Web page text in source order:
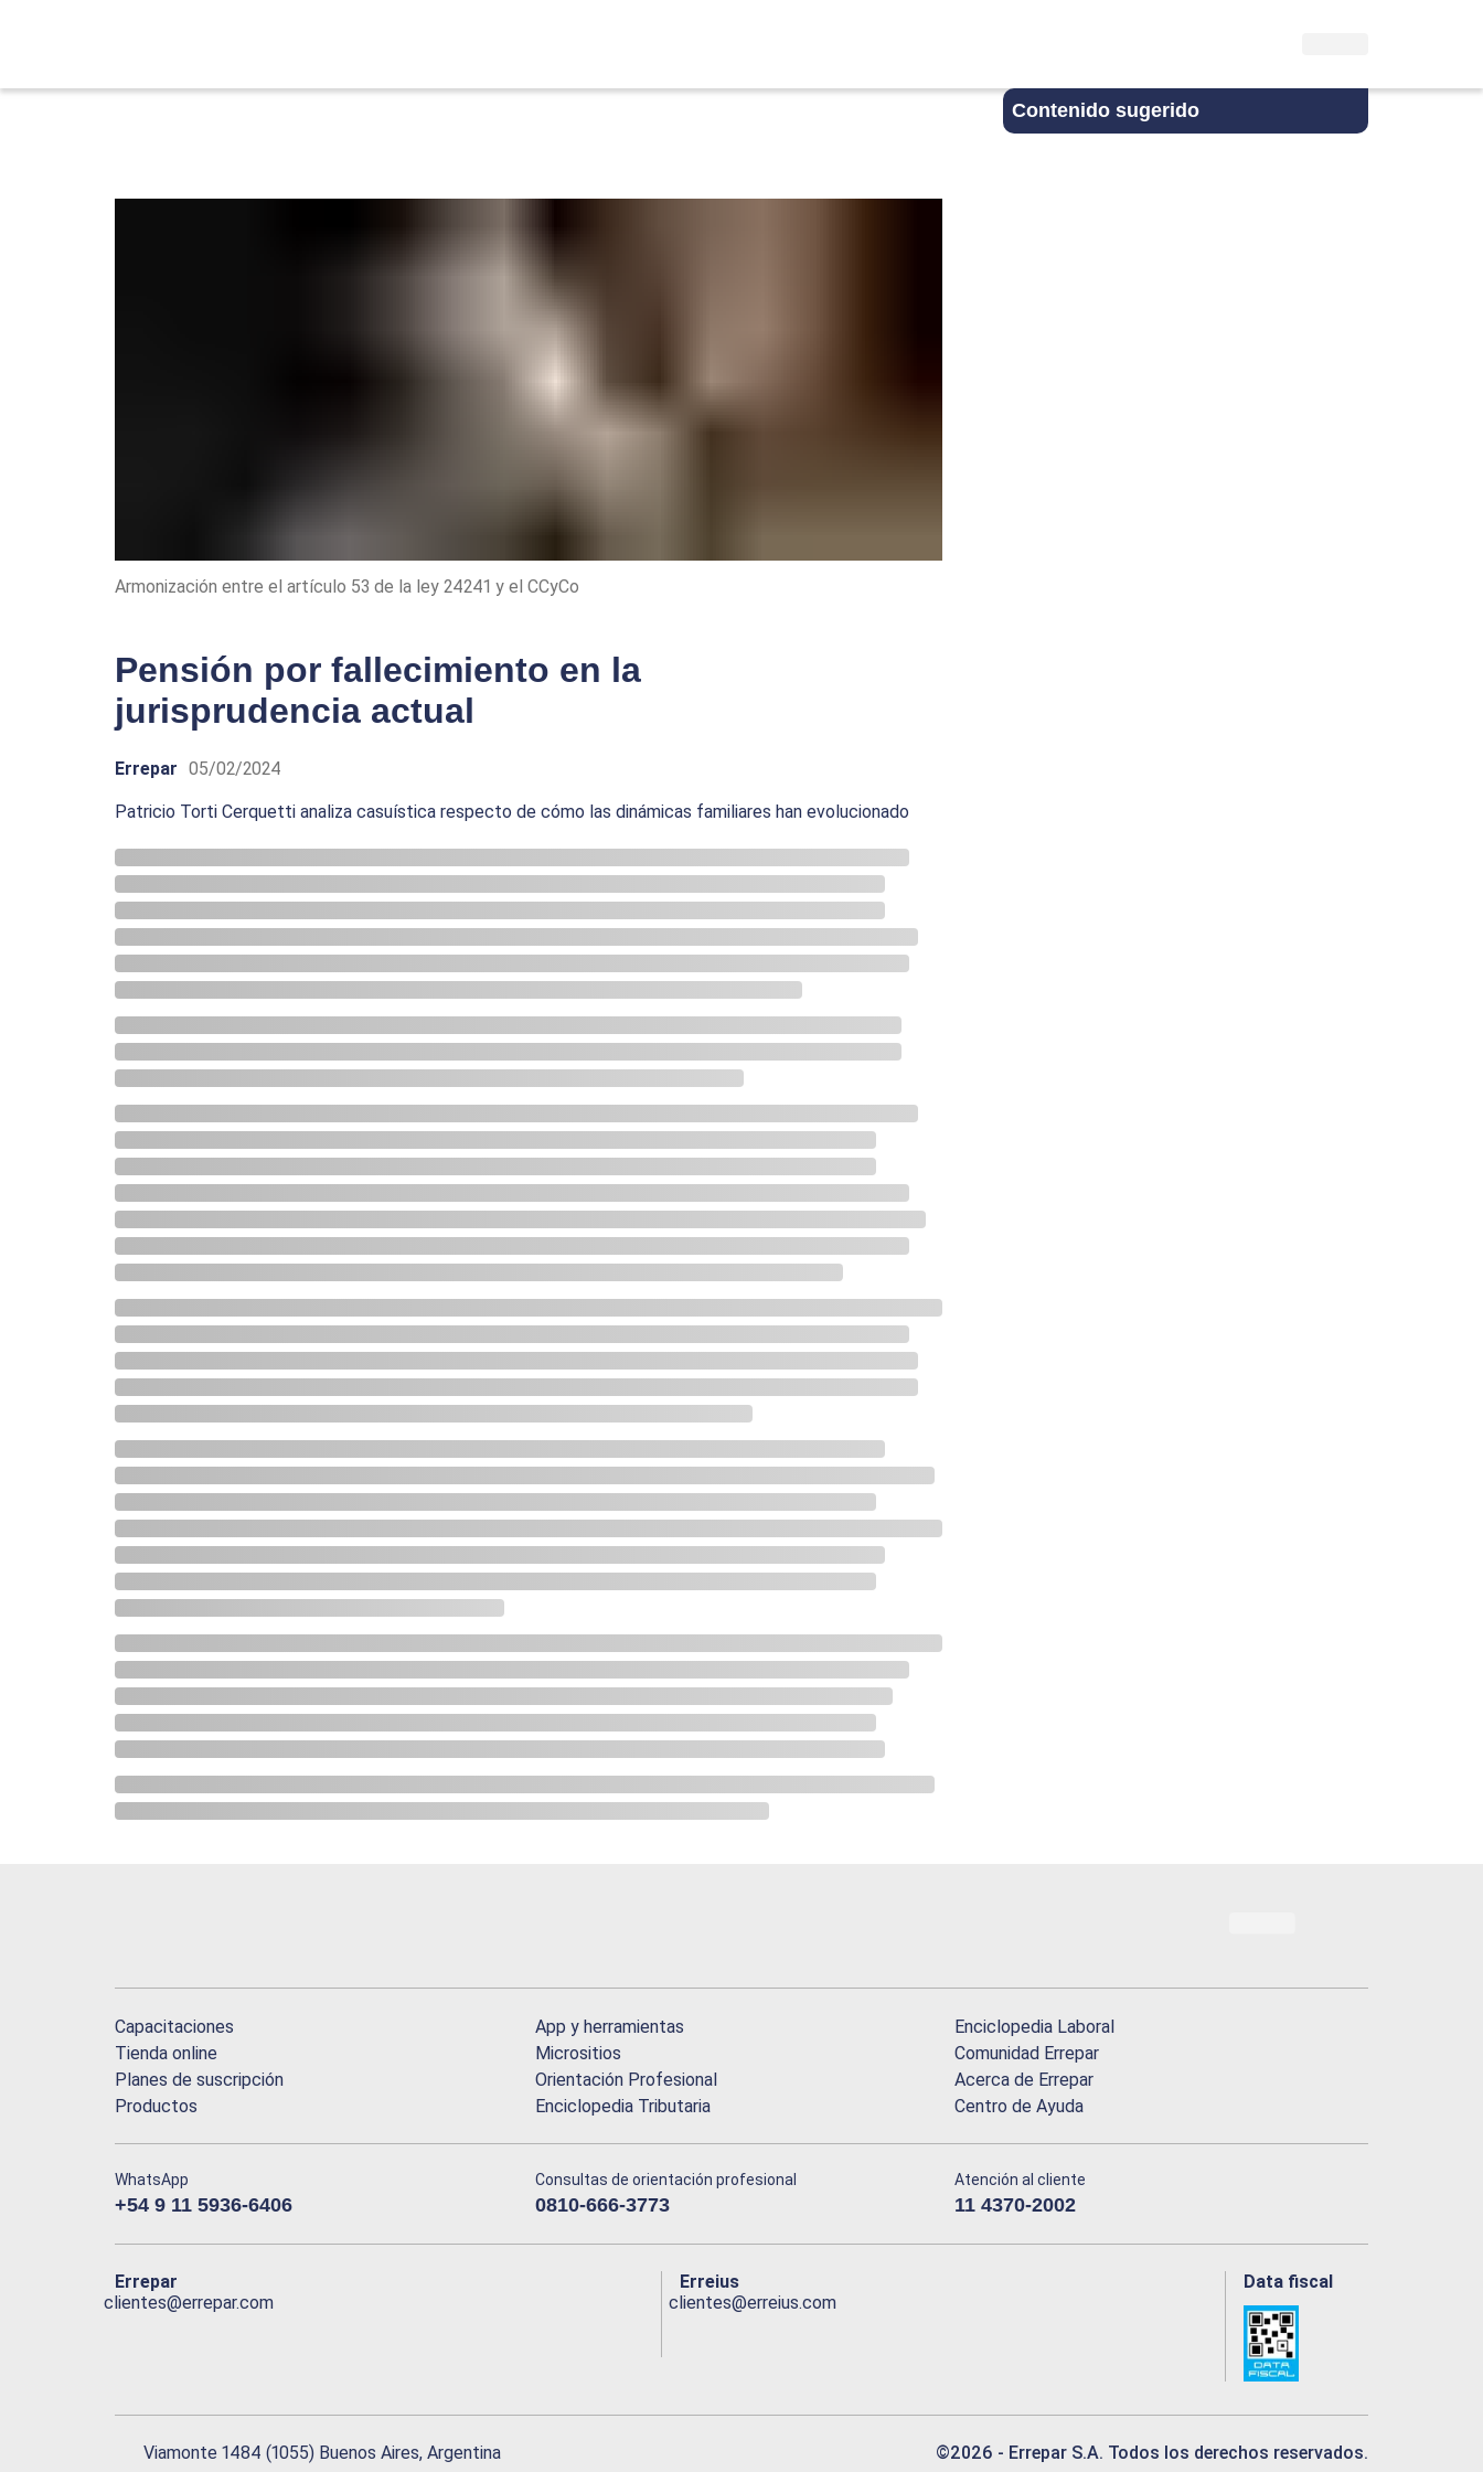
Contenido sugerido
Armonización entre el artículo 53 de la ley 24241 y el CCyCo
Pensión por fallecimiento en la
jurisprudencia actual
Errepar 05/02/2024
Patricio Torti Cerquetti analiza casuística respecto de cómo las dinámicas familiares han evolucionado
Capacitaciones
Tienda online
Planes de suscripción
Productos
App y herramientas
Micrositios
Orientación Profesional
Enciclopedia Tributaria
Enciclopedia Laboral
Comunidad Errepar
Acerca de Errepar
Centro de Ayuda
WhatsApp
+54 9 11 5936-6406
Consultas de orientación profesional
0810-666-3773
Atención al cliente
11 4370-2002
Errepar
clientes@errepar.com
Erreius
clientes@erreius.com
Data fiscal
Viamonte 1484 (1055) Buenos Aires, Argentina ©2026 - Errepar S.A. Todos los derechos reservados.